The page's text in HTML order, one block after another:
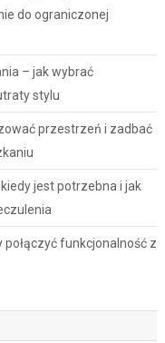
do ograniczonej
– jak wybrać
stylu
przestrzeń i zadbać
jest potrzebna i jak
połączyć funkcjonalność z